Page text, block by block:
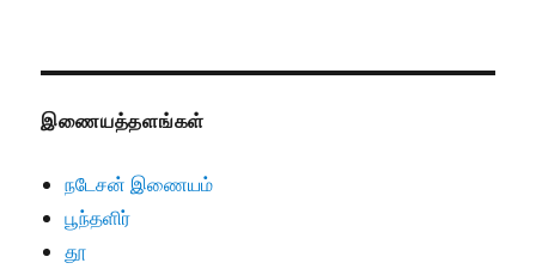
இணையத்தளங்கள்
நடேசன் இணையம்
பூந்தளிர்
தூ